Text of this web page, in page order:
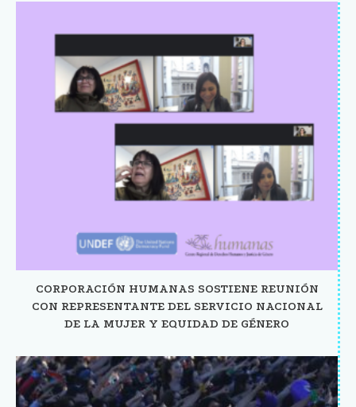
CORPORACIÓN HUMANAS SOSTIENE REUNIÓN
CON REPRESENTANTE DEL SERVICIO NACIONAL
DE LA MUJER Y EQUIDAD DE GÉNERO